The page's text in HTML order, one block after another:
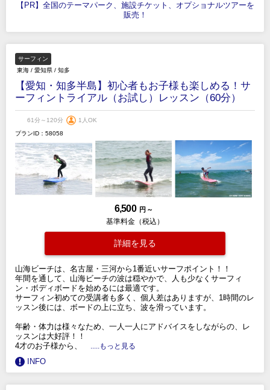
【PR】全国のテーマパーク、施設チケット、オプショナルツアーを
販売！
サーフィン
東海 / 愛知県 / 知多
【愛知・知多半島】初心者もお子様も楽しめる！サ
ーフィントライアル（お試し）レッスン（60分）
61分～120分
1人OK
プランID：58058
6,500 円 ～
基準料金（税込）
詳細を見る
山海ビーチは、名古屋・三河から1番近いサーフポイント！！
年間を通して、山海ビーチの波は穏やかで、人も少なくサーフィ
ン・ボディボードを始めるには最適です。
サーフィン初めての受講者も多く、個人差はありますが、1時間のレ
ッスン後には、ボードの上に立ち、波を滑っています。
年齢・体力は様々なため、一人一人にアドバイスをしながらの、レ
ッスンは大好評！！
4才のお子様から、
.....もっと見る
INFO